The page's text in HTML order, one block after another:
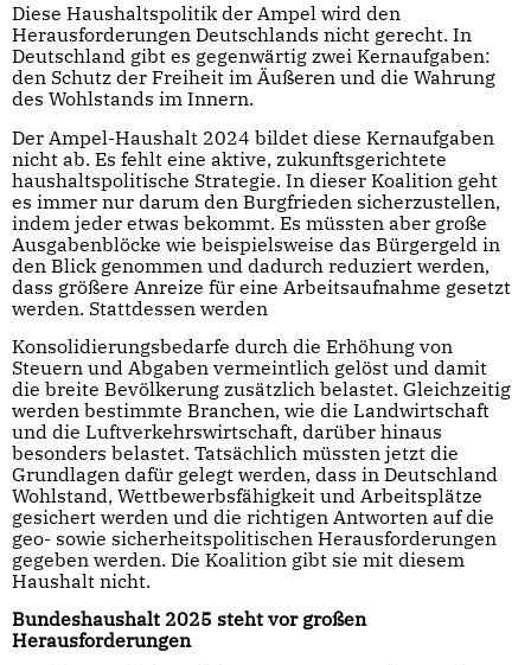
Diese Haushaltspolitik der Ampel wird den
Herausforderungen Deutschlands nicht gerecht. In
Deutschland gibt es gegenwärtig zwei Kernaufgaben:
den Schutz der Freiheit im Äußeren und die Wahrung
des Wohlstands im Innern.
Der Ampel-Haushalt 2024 bildet diese Kernaufgaben
nicht ab. Es fehlt eine aktive, zukunftsgerichtete
haushaltspolitische Strategie. In dieser Koalition geht
es immer nur darum den Burgfrieden sicherzustellen,
indem jeder etwas bekommt. Es müssten aber große
Ausgabenblöcke wie beispielsweise das Bürgergeld in
den Blick genommen und dadurch reduziert werden,
dass größere Anreize für eine Arbeitsaufnahme gesetzt
werden. Stattdessen werden
Konsolidierungsbedarfe durch die Erhöhung von
Steuern und Abgaben vermeintlich gelöst und damit
die breite Bevölkerung zusätzlich belastet. Gleichzeitig
werden bestimmte Branchen, wie die Landwirtschaft
und die Luftverkehrswirtschaft, darüber hinaus
besonders belastet. Tatsächlich müssten jetzt die
Grundlagen dafür gelegt werden, dass in Deutschland
Wohlstand, Wettbewerbsfähigkeit und Arbeitsplätze
gesichert werden und die richtigen Antworten auf die
geo- sowie sicherheitspolitischen Herausforderungen
gegeben werden. Die Koalition gibt sie mit diesem
Haushalt nicht.
Bundeshaushalt 2025 steht vor großen
Herausforderungen